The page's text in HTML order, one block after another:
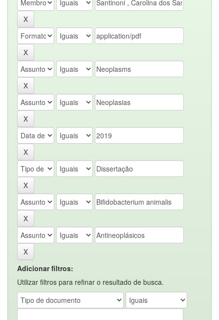
Adicionar filtros:
Utilizar filtros para refinar o resultado de busca.